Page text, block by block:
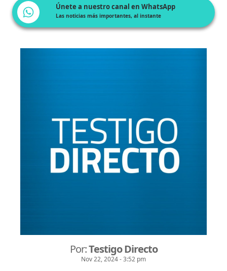
Únete a nuestro canal en WhatsApp
Las noticias más importantes, al instante
Por:Testigo Directo
Nov 22, 2024 - 3:52 pm